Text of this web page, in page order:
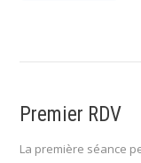
Premier RDV
La première séance